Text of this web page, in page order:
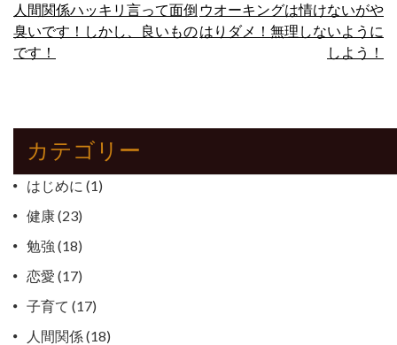
投
稿
ゲ
ー
シ
ョ
ン
人間関係ハッキリ言って面倒
臭いです！しかし、良いもの
です！
ウオーキングは情けないがや
はりダメ！無理しないように
しよう！
カテゴリー
はじめに (1)
健康(23)
勉強 (18)
恋愛 (17)
子育て (17)
人間関係(18)